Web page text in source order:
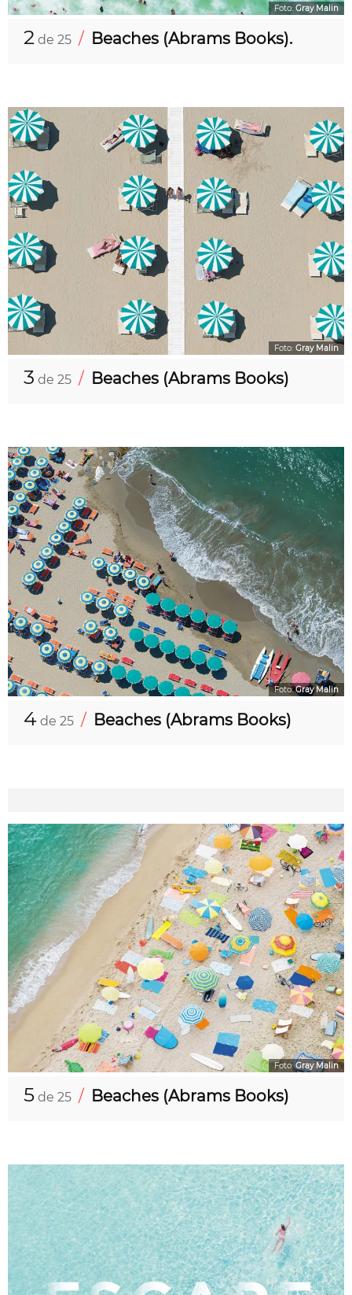
Foto: Gray Malin
2 de 25 / Beaches (Abrams Books).
Foto: Gray Malin
3 de 25 / Beaches (Abrams Books)
Foto:Gray Malin
4 de 25 / Beaches (Abrams Books)
Foto:Gray Malin
5 de 25 / Beaches (Abrams Books)